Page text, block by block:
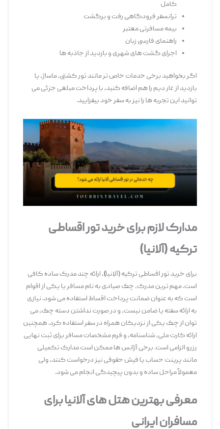
ترانسفر فرودگاهی رفت و برگشت
بیمه مسافرتی معتبر
راهنمای فارسی ‌زبان
اجرای گشت‌ های شهری و بازدید از جاذبه ‌ها
اگر بخواهید برخی خدمات خاص ‌تر مانند تور کشتی، ماساژ، یا
بازدید از غار دیم را هم اضافه کنید، با پرداخت مبلغی جزئی می
‌توانید این تجربه ‌ها را نیز به سفر خود بیفزایید.
مدارک لازم برای خرید تور اقساطی
ترکیه (آلانیا)
برای خرید تور اقساطی ترکیه (آلانیا)، ارائه چند مدرک ساده کافی
است. مهم ‌ترین مدرک، چک صیادی به نام مسافر یا یکی از اقوام
است که به ‌عنوان ضمانت پرداخت اقساط استفاده می ‌شود. نیازی
به ارائه سفته یا ضامن نیست، و در صورت نداشتن دسته‌ چک، می‌
توان از چک یکی از نزدیکان همراه در سفر استفاده کرد. همچنین
ارائه کارت ملی، شناسنامه، و فرم مشخصات مسافر برای ثبت نهایی
رزرو الزامی است. برخی آژانس ‌ها ممکن است مدارک تکمیلی
مانند پرینت حساب یا فیش حقوقی نیز درخواست کنند، ولی
معمولاً مراحل ساده و بدون پیچیدگی انجام می‌ شود.
معرفی بهترین هتل ‌های آلانیا برای
مسافران ایرانی